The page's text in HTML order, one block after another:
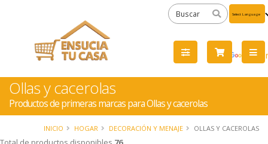
by
Ollas y cacerolas
Productos de primeras marcas para Ollas y cacerolas
INICIO HOGAR DECORACIÓN Y MENAJE OLLAS Y CACEROLAS